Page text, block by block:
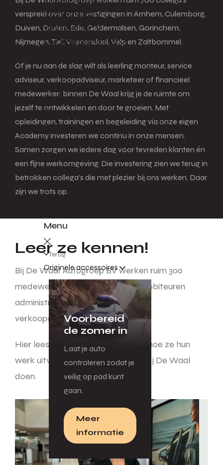
Connect apps
Verzekeringen
De Onderdelendienst
Autoverhuur
Family Card
Rijhulpsystemen
Checks
Menu
Terug
Aircocheck
Occasioncheck
Zomercheck
Menu
Terug
Originele accessoires
Voorbereid
de zomer in
Laat je auto
controleren zodat je
veilig op pad kunt
gaan.
Meer
informatie
verspreid over onze vestigingen in Arnhem, Culemborg,
Duiven, Druten, Ede, Geldermalsen, Gorinchem,
Nijmegen, Tiel, Veenendaal, Velp en Zaltbommel.
Of je nu aan de slag wilt als leerling monteur, service
adviseur, verkoopadviseur, marketeer of financieel
medewerker: binnen De Waal krijg je de ruimte om
jezelf te ontwikkelen en door te groeien. Met
opleidingen, trainingen en begeleiding via onze eigen
Academy investeren we continu in onze mensen.
Samen zorgen we iedere dag voor tevreden klanten én
een fijne werkomgeving. Die investering zien we terug in
betrokken collega's die met plezier bij ons werken. Daar
zijn we trots op.
Leer ze kennen!
Bij De Waal Autogroep BV werken ruim 300
medewerkers. Van medewerker debiteuren
administratie, leerling monteur, tot
verkoopadviseurs en marketeers.
Hier lees je wat hun werk inhoudt, hoe ze hun
werk uitvoeren en waarom ze dit bij De Waal
doen.